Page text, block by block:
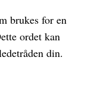
brukes for en
ordet kan
din.